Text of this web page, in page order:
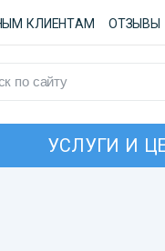
КЛИЕНТАМ ОТЗЫВЫ
УСЛУГИ И